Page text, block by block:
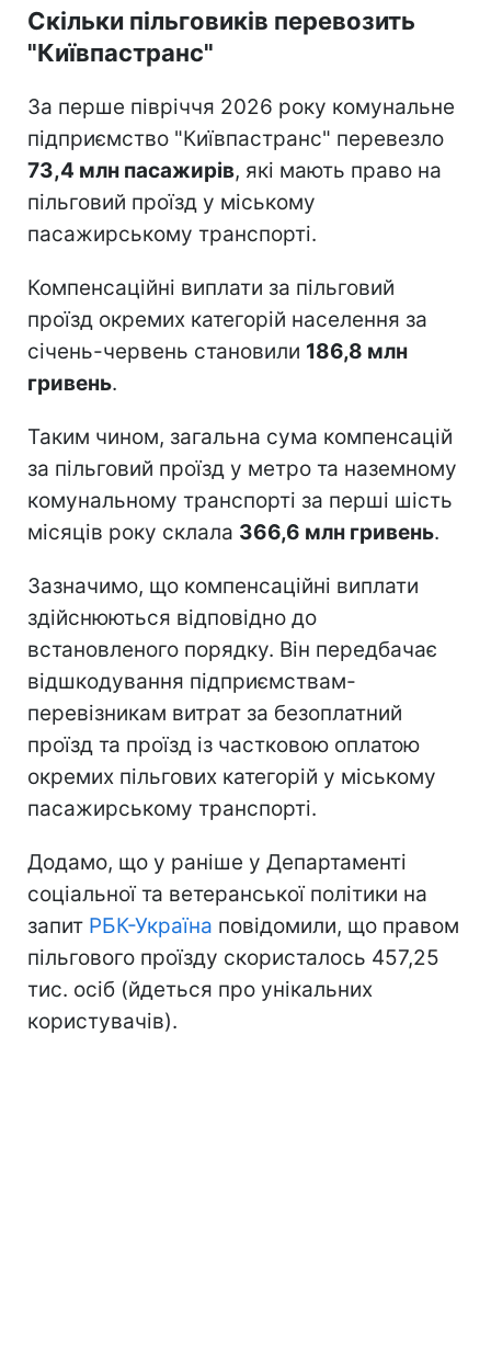
Скільки пільговиків перевозить
"Київпастранс"
За перше півріччя 2026 року комунальне
підприємство "Київпастранс" перевезло
73,4 млн пасажирів, які мають право на
пільговий проїзд у міському
пасажирському транспорті.
Компенсаційні виплати за пільговий
проїзд окремих категорій населення за
січень-червень становили 186,8 млн
гривень.
Таким чином, загальна сума компенсацій
за пільговий проїзд у метро та наземному
комунальному транспорті за перші шість
місяців року склала 366,6 млн гривень.
Зазначимо, що компенсаційні виплати
здійснюються відповідно до
встановленого порядку. Він передбачає
відшкодування підприємствам-
перевізникам витрат за безоплатний
проїзд та проїзд із частковою оплатою
окремих пільгових категорій у міському
пасажирському транспорті.
Додамо, що у раніше у Департаменті
соціальної та ветеранської політики на
запит РБК-Україна повідомили, що правом
пільгового проїзду скористалось 457,25
тис. осіб (йдеться про унікальних
користувачів).